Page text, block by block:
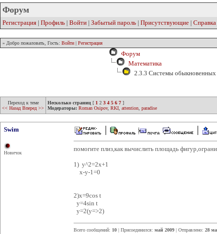
Форум
Регистрация | Профиль | Войти | Забытый пароль | Присутствующие | Справка
» Добро пожаловать, Гость: Войти | Регистрация
Форум
Математика
2.3.3 Системы
Переход к теме
<< Назад Вперед >>
Несколько страниц [ 1 2 3 4 5 6 7 ]
Модераторы: Roman Osipov, RKI attention paradise
Swim
Новичок
помогите плиз,как вычислить площадь
1) y^2=2x+1
x-y-1=0
2)x=9cos t
y=4sin t
y=2(y=>2)
Всего сообщений: 10 | Присоединился: май 2009 | Отправлено: 28